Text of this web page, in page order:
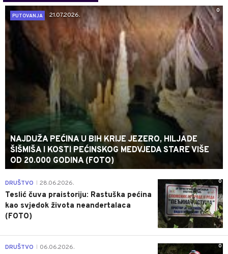
0
PUTOVANJA
21.07.2026.
NAJDUŽA PEĆINA U BIH KRIJE JEZERO, HILJADE
ŠIŠMIŠA I KOSTI PEĆINSKOG MEDVJEDA STARE VIŠE
OD 20.000 GODINA (FOTO)
0
DRUŠTVO 28.06.2026.
Teslić čuva praistoriju: Rastuška pećina
kao svjedok života neandertalaca
(FOTO)
0
DRUŠTVO 06.06.2026.